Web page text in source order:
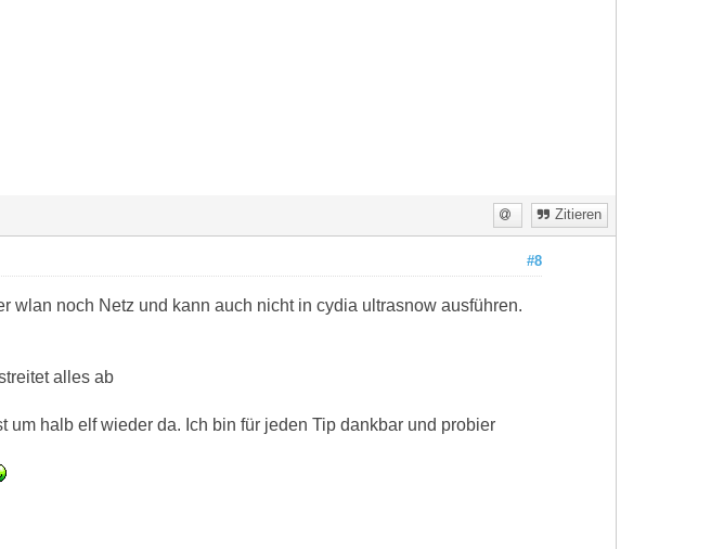
Zitieren
#8
wlan noch Netz und kann auch nicht in cydia ultrasnow ausführen.
alles ab
um halb elf wieder da. Ich bin für jeden Tip dankbar und probier